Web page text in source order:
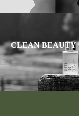
CLEAN BEAUTY